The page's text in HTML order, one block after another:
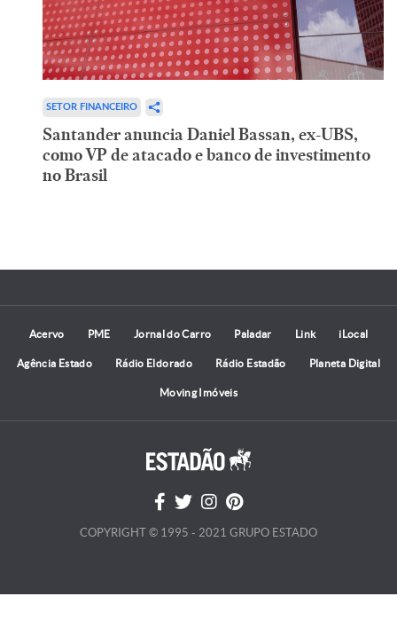
SETOR FINANCEIRO
Santander anuncia Daniel Bassan, ex-UBS,
como VP de atacado e banco de investimento
no Brasil
Acervo PME Jornal do Carro Paladar Link iLocal
Agência Estado Rádio Eldorado Rádio Estadão Planeta Digital
Moving Imóveis
COPYRIGHT © 1995 - 2021 GRUPO ESTADO